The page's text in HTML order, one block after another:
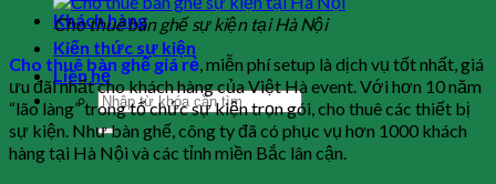
Khách hàng
Kiến thức sự kiện
Liên hệ
Cho thuê bàn ghế sự kiện tại Hà Nội
Cho thuê bàn ghế giá rẻ, miễn phí setup là dịch vụ tốt nhất, giá
ưu đãi nhất cho khách hàng của Việt Hà event. Với hơn 10 năm
“lão làng” trong tổ chức sự kiện trọn gói, cho thuê các thiết bị
sự kiện. Như bàn ghế, công ty đã có phục vụ hơn 1000 khách
hàng tại Hà Nội và các tỉnh miền Bắc lân cận.